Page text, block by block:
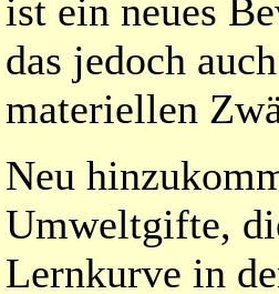
ist ein neues
das jedoch
materiellen
Neu
Umweltgifte,
Lernkurve in